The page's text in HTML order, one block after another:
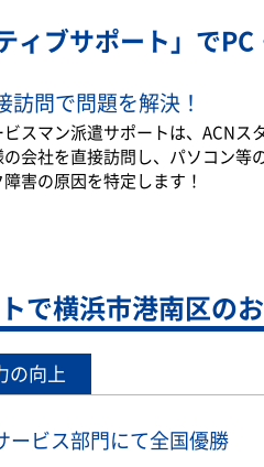
ィブサポート」で
訪問で問題を解決！
ビスマン派遣サポートは、ACNス
会社を直接訪問し、パソコン等
障害の原因を特定します！
で横浜市港南区の
の向上
ービス部門にて全国優勝